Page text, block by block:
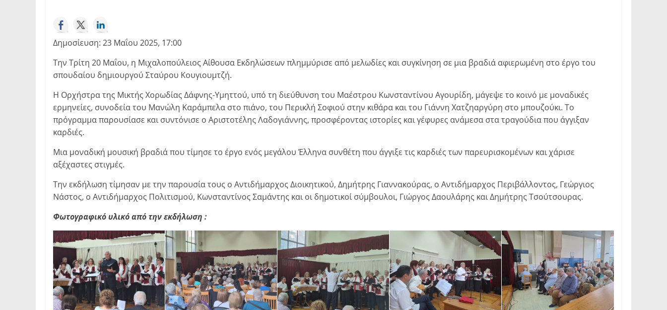
Δημοσίευση: 23 Μαΐου 2025, 17:00
Την Τρίτη 20 Μαΐου, η Μιχαλοπούλειος Αίθουσα Εκδηλώσεων πλημμύρισε από μελωδίες και συγκίνηση σε μια βραδιά αφιερωμένη στο έργο του
σπουδαίου δημιουργού Σταύρου Κουγιουμτζή.
Η Ορχήστρα της Μικτής Χορωδίας Δάφνης-Υμηττού, υπό τη διεύθυνση του Μαέστρου Κωνσταντίνου Αγουρίδη, μάγεψε το κοινό με μοναδικές
ερμηνείες, συνοδεία του Μανώλη Καράμπελα στο πιάνο, του Περικλή Σοφιού στην κιθάρα και του Γιάννη Χατζηαργύρη στο μπουζούκι. Το
πρόγραμμα παρουσίασε και συντόνισε ο Αριστοτέλης Λαδογιάννης, προσφέροντας ιστορίες και γέφυρες ανάμεσα στα τραγούδια που άγγιξαν
καρδιές.
Μια μοναδική μουσική βραδιά που τίμησε το έργο ενός μεγάλου Έλληνα συνθέτη που άγγιξε τις καρδιές των παρευρισκομένων και χάρισε
αξέχαστες στιγμές.
Την εκδήλωση τίμησαν με την παρουσία τους ο Αντιδήμαρχος Διοικητικού, Δημήτρης Γιαννακούρας, ο Αντιδήμαρχος Περιβάλλοντος, Γεώργιος
Νάστος, ο Αντιδήμαρχος Πολιτισμού, Κωνσταντίνος Σαμάντης και οι δημοτικοί σύμβουλοι, Γιώργος Δαουλάρης και Δημήτρης Τσούτσουρας.
Φωτογραφικό υλικό από την εκδήλωση :